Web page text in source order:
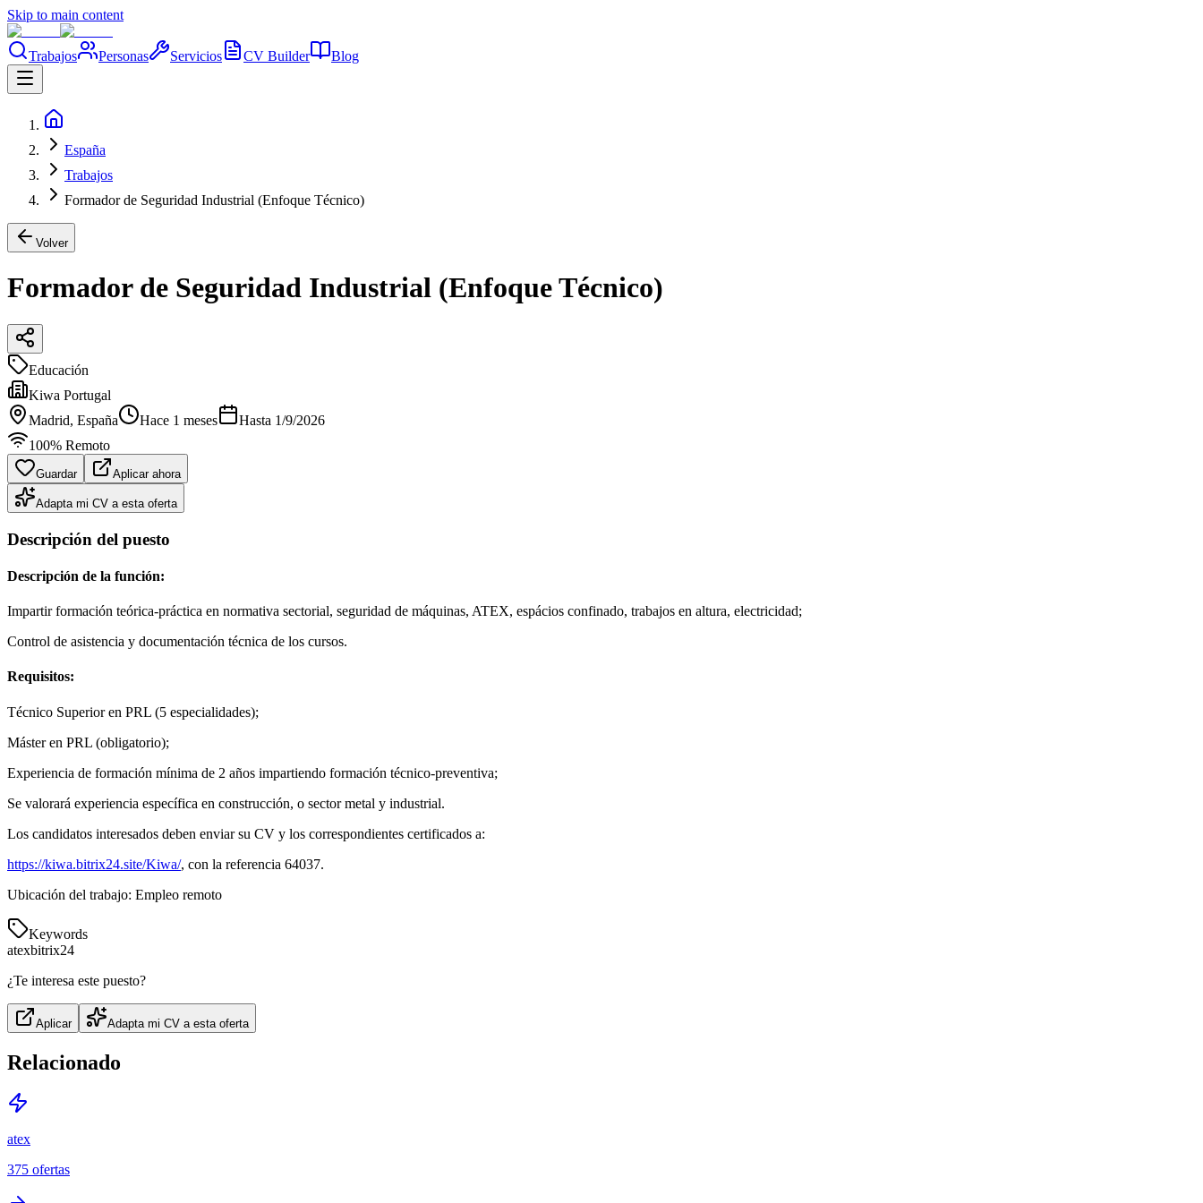
Skip to main content
Trabajos Personas Servicios CV Builder Blog
España
Trabajos
Formador de Seguridad Industrial (Enfoque Técnico)
Volver
Formador de Seguridad Industrial (Enfoque Técnico)
Educación
Kiwa Portugal
Madrid, España Hace 1 meses Hasta 1/9/2026
100% Remoto
Guardar Aplicar ahora
Adapta mi CV a esta oferta
Descripción del puesto
Descripción de la función:
Impartir formación teórica-práctica en normativa sectorial, seguridad de máquinas, ATEX, espácios confinado, trabajos en altura, electricidad;
Control de asistencia y documentación técnica de los cursos.
Requisitos:
Técnico Superior en PRL (5 especialidades);
Máster en PRL (obligatorio);
Experiencia de formación mínima de 2 años impartiendo formación técnico-preventiva;
Se valorará experiencia específica en construcción, o sector metal y industrial.
Los candidatos interesados deben enviar su CV y los correspondientes certificados a:
https://kiwa.bitrix24.site/Kiwa/, con la referencia 64037.
Ubicación del trabajo: Empleo remoto
Keywords
atexbitrix24
¿Te interesa este puesto?
Aplicar Adapta mi CV a esta oferta
Relacionado
atex
375 ofertas